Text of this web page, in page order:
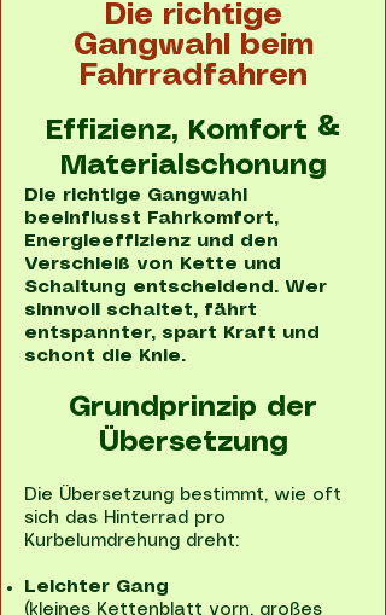
Die richtige
Gangwahl beim
Fahrradfahren
Effizienz, Komfort &
Materialschonung
Die richtige Gangwahl
beeinflusst Fahrkomfort,
Energieeffizienz und den
Verschleiß von Kette und
Schaltung entscheidend. Wer
sinnvoll schaltet, fährt
entspannter, spart Kraft und
schont die Knie.
Grundprinzip der
Übersetzung
Die Übersetzung bestimmt, wie oft
sich das Hinterrad pro
Kurbelumdrehung dreht:
Leichter Gang
(kleines Kettenblatt vorn, großes